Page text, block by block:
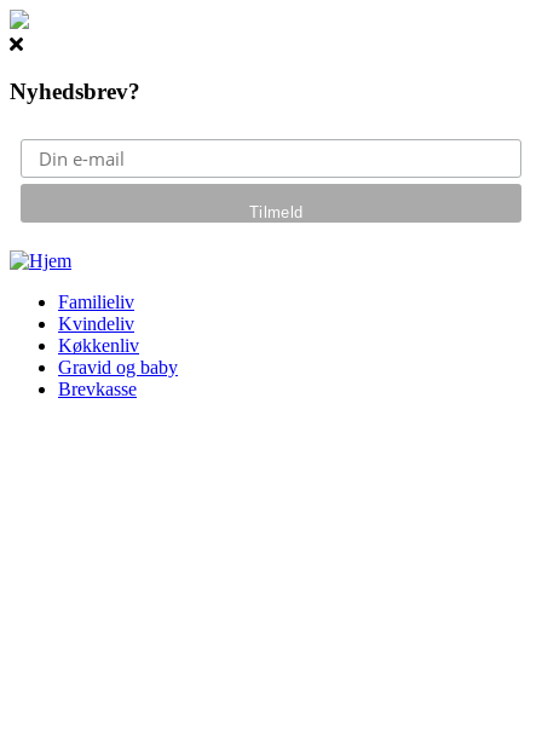
Nyhedsbrev?
Gå til hovedindhold
Familieliv
Kvindeliv
Køkkenliv
Gravid og baby
Brevkasse